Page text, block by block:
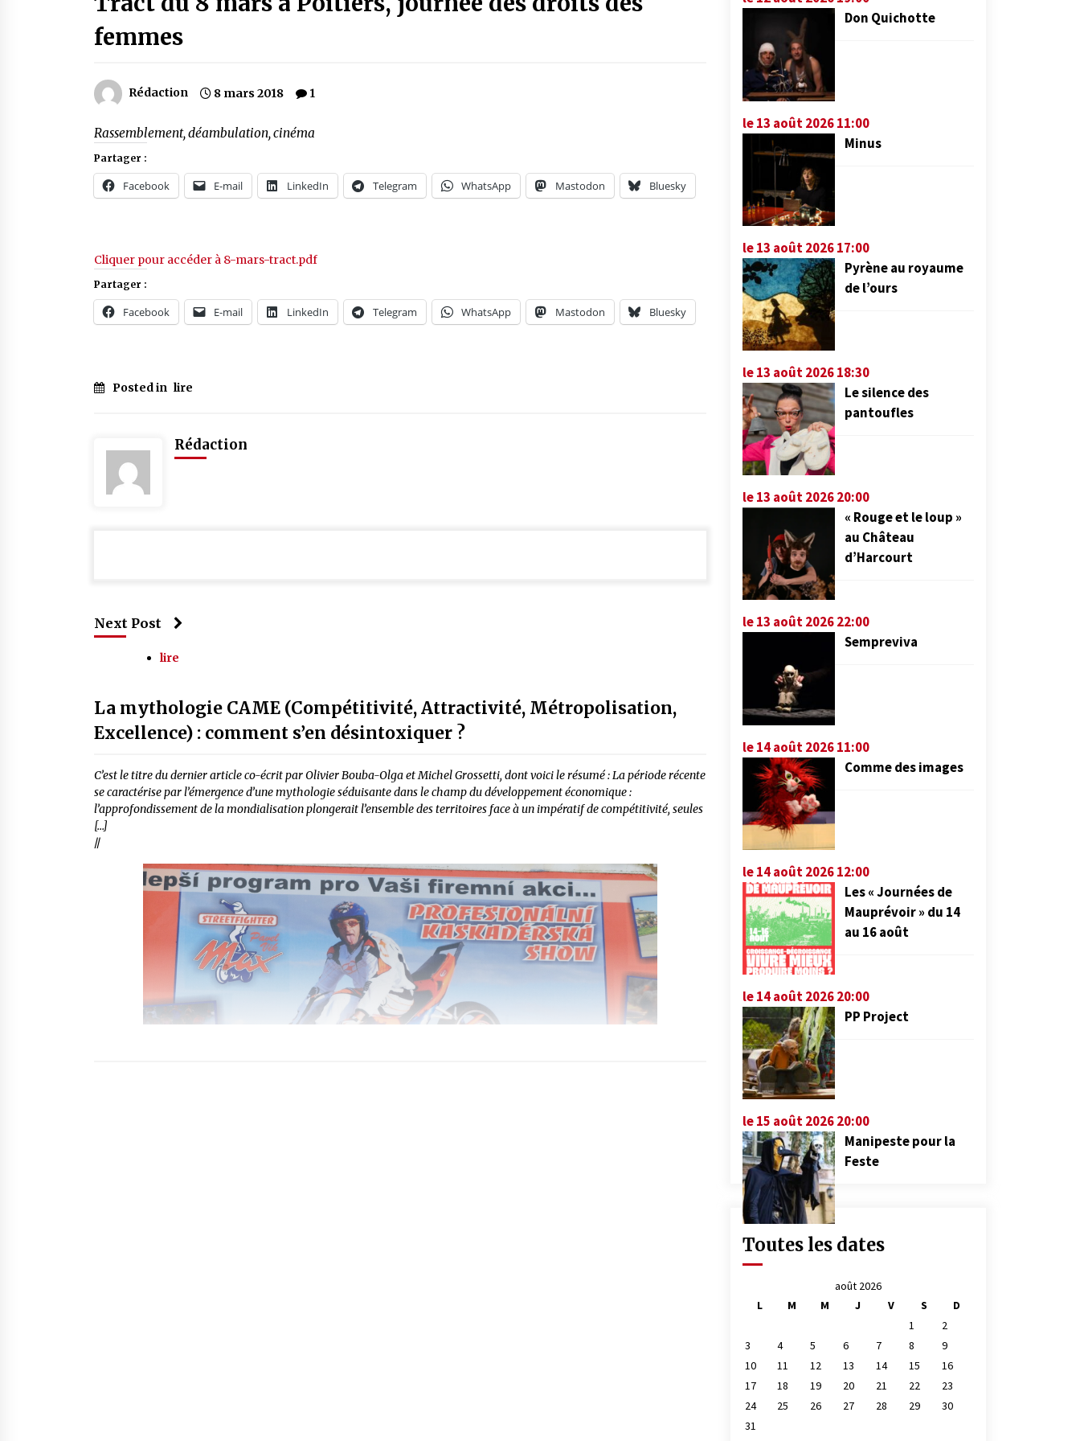
femmes
Rédaction 8 mars 2018 1
Rassemblement, déambulation, cinéma
Partager :
Facebook E-mail LinkedIn Telegram WhatsApp Mastodon Bluesky
Cliquer pour accéder à 8-mars-tract.pdf
Partager :
Facebook E-mail LinkedIn Telegram WhatsApp Mastodon Bluesky
Posted in lire
Rédaction
Next Post
lire
La mythologie CAME (Compétitivité, Attractivité, Métropolisation,
Excellence) : comment s’en désintoxiquer ?
C’est le titre du dernier article co-écrit par Olivier Bouba-Olga et Michel Grossetti, dont voici le résumé : La période récente
se caractérise par l’émergence d’une mythologie séduisante dans le champ du développement économique :
l’approfondissement de la mondialisation plongerait l’ensemble des territoires face à un impératif de compétitivité, seules
[…]
//
Don Quichotte
le 13 août 2026 11:00
Minus
le 13 août 2026 17:00
Pyrène au royaume
de l’ours
le 13 août 2026 18:30
Le silence des
pantoufles
le 13 août 2026 20:00
« Rouge et le loup »
au Château
d’Harcourt
le 13 août 2026 22:00
Sempreviva
le 14 août 2026 11:00
Comme des images
le 14 août 2026 12:00
Les « Journées de
Mauprévoir » du 14
au 16 août
le 14 août 2026 20:00
PP Project
le 15 août 2026 20:00
Manipeste pour la
Feste
Toutes les dates
août 2026
L
M M J V S
D
1
2
3
4 5 6 7 8
9
10
11 12 13 14 15
16
17
18 19 20 21 22
23
24
25 26 27 28 29
30
31